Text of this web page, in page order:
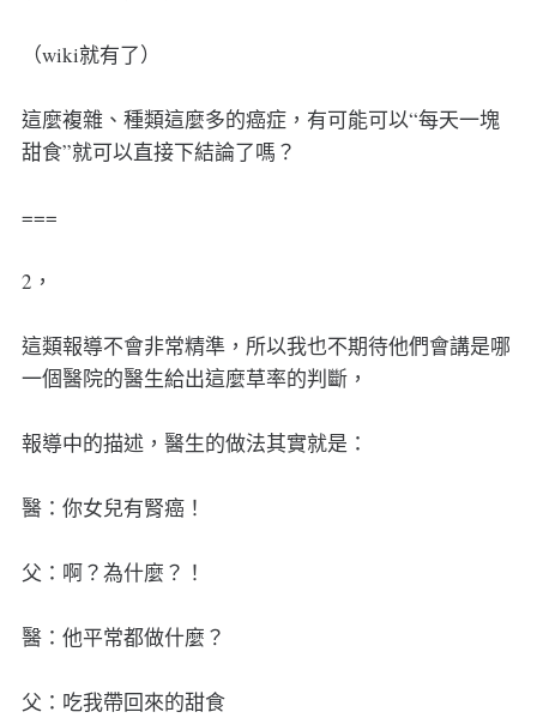
（wiki就有了）
這麼複雜、種類這麼多的癌症，有可能可以“每天一塊
甜食”就可以直接下結論了嗎？
===
2，
這類報導不會非常精準，所以我也不期待他們會講是哪
一個醫院的醫生給出這麼草率的判斷，
報導中的描述，醫生的做法其實就是：
醫：你女兒有腎癌！
父：啊？為什麼？！
醫：他平常都做什麼？
父：吃我帶回來的甜食